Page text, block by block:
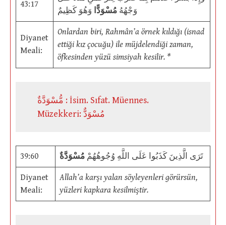
43:17
وَجْهُهُ مُسْوَدًّا وَهُوَ كَظِيمٌ
Diyanet
Meali:
Onlardan biri, Rahmân’a örnek kıldığı (isnad
ettiği kız çocuğu) ile müjdelendiği zaman,
öfkesinden yüzü simsiyah kesilir. *
مُّسْوَدَّةٌ : İsim. Sıfat. Müennes.
Müzekkeri: مُسْوَدٌّ
39:60 تَرَى الَّذِينَ كَذَبُوا عَلَى اللَّهِ وُجُوهُهُمْ مُسْوَدَّةٌ
Diyanet
Meali:
Allah’a karşı yalan söyleyenleri görürsün,
yüzleri kapkara kesilmiştir.